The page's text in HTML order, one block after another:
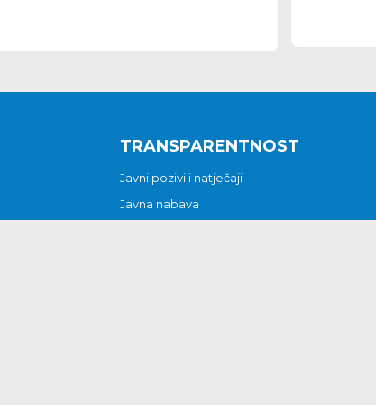
TRANSPARENTNOST
Javni pozivi i natječaji
Javna nabava